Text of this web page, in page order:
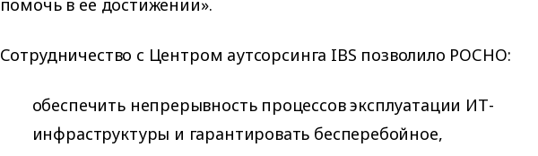
помочь в ее достижении».
Сотрудничество с Центром аутсорсинга IBS позволило РОСНО:
обеспечить непрерывность процессов эксплуатации ИТ-
инфраструктуры и гарантировать бесперебойное,